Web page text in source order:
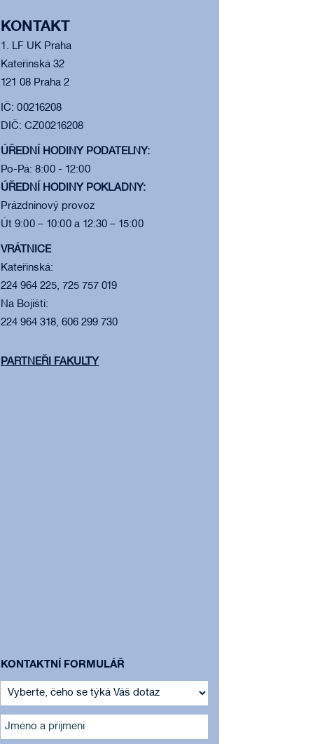
KONTAKT
1. LF UK Praha
Kateřinská 32
121 08 Praha 2
IČ: 00216208
DIČ: CZ00216208
ÚŘEDNÍ HODINY PODATELNY:
Po-Pá: 8:00 - 12:00
ÚŘEDNÍ HODINY POKLADNY:
Prázdninový provoz
Út 9:00 – 10:00 a 12:30 – 15:00
VRÁTNICE
Kateřinská:
224 964 225, 725 757 019
Na Bojišti:
224 964 318, 606 299 730
PARTNEŘI FAKULTY
KONTAKTNÍ FORMULÁŘ
Jméno a příjmení